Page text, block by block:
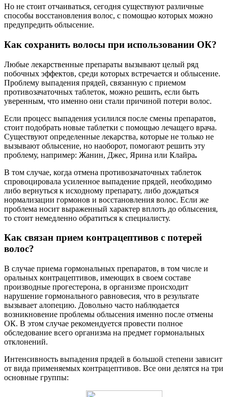
Но не стоит отчаиваться, сегодня существуют различные
способы восстановления волос, с помощью которых можно
предупредить облысение.
Как сохранить волосы при использовании ОК?
Любые лекарственные препараты вызывают целый ряд
побочных эффектов, среди которых встречается и облысение.
Проблему выпадения прядей, связанную с приемом
противозачаточных таблеток, можно решить, если быть
уверенным, что именно они стали причиной потери волос.
Если процесс выпадения усилился после смены препаратов,
стоит подобрать новые таблетки с помощью лечащего врача.
Существуют определенные лекарства, которые не только не
вызывают облысение, но наоборот, помогают решить эту
проблему, например: Жанин, Джес, Ярина или Клайра.
В том случае, когда отмена противозачаточных таблеток
спровоцировала усиленное выпадение прядей, необходимо
либо вернуться к исходному препарату, либо дождаться
нормализации гормонов и восстановления волос. Если же
проблема носит выраженный характер вплоть до облысения,
то стоит немедленно обратиться к специалисту.
Как связан прием контрацептивов с потерей
волос?
В случае приема гормональных препаратов, в том числе и
оральных контрацептивов, имеющих в своем составе
производные прогестерона, в организме происходит
нарушение гормонального равновесия, что в результате
вызывает алопецию. Довольно часто наблюдается
возникновение проблемы облысения именно после отмены
ОК. В этом случае рекомендуется провести полное
обследование всего организма на предмет гормональных
отклонений.
Интенсивность выпадения прядей в большой степени зависит
от вида применяемых контрацептивов. Все они делятся на три
основные группы: